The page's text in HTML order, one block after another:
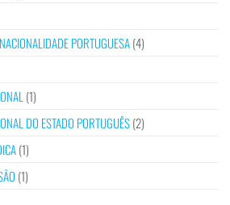
PORTUGUESA(4)
(1)
DO ESTADO PORTUGUÊS(2)
(1)
(1)